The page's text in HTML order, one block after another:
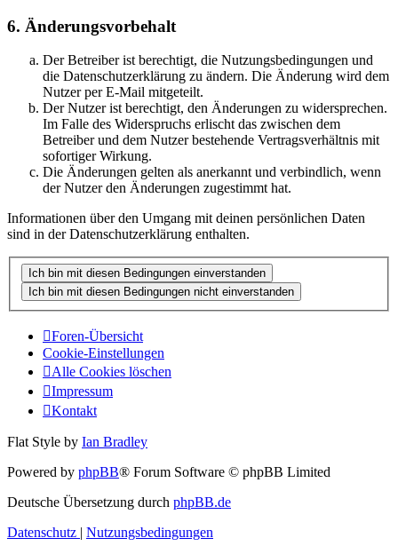
6. Änderungsvorbehalt
Der Betreiber ist berechtigt, die Nutzungsbedingungen und
die Datenschutzerklärung zu ändern. Die Änderung wird dem
Nutzer per E-Mail mitgeteilt.
Der Nutzer ist berechtigt, den Änderungen zu widersprechen.
Im Falle des Widerspruchs erlischt das zwischen dem
Betreiber und dem Nutzer bestehende Vertragsverhältnis mit
sofortiger Wirkung.
Die Änderungen gelten als anerkannt und verbindlich, wenn
der Nutzer den Änderungen zugestimmt hat.
Informationen über den Umgang mit deinen persönlichen Daten
sind in der Datenschutzerklärung enthalten.
Foren-Übersicht
Cookie-Einstellungen
Alle Cookies löschen
Impressum
Kontakt
Flat Style by Ian Bradley
Powered by phpBB® Forum Software © phpBB Limited
Deutsche Übersetzung durch phpBB.de
Datenschutz | Nutzungsbedingungen